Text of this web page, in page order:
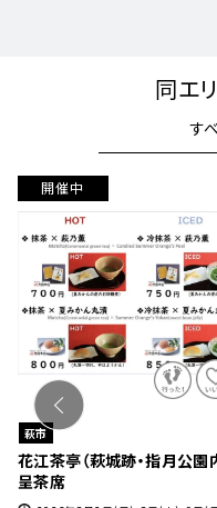
同エ
す
開催中
萩市
花江茶亭（萩城跡・指月公園
呈茶席